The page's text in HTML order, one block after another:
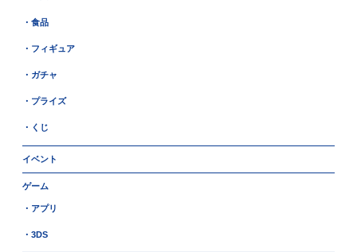
・食品
・フィギュア
・ガチャ
・プライズ
・くじ
イベント
ゲーム
・アプリ
・3DS